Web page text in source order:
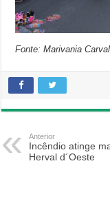
Fonte: Marivania
Anterior
Incêndio atinge
Herval d´Oeste